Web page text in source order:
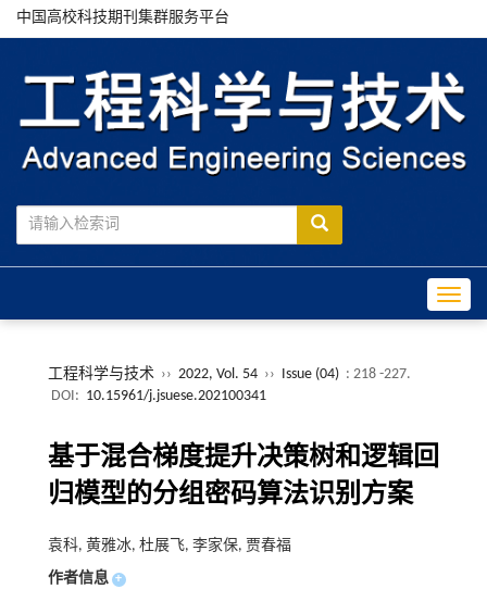
中国高校科技期刊集群服务平台
工程科学与技术 ›› 2022, Vol. 54 ›› Issue (04) : 218 -227.
DOI: 10.15961/j.jsuese.202100341
基于混合梯度提升决策树和逻辑回
归模型的分组密码算法识别方案
袁科, 黄雅冰, 杜展飞, 李家保, 贾春福
作者信息 +